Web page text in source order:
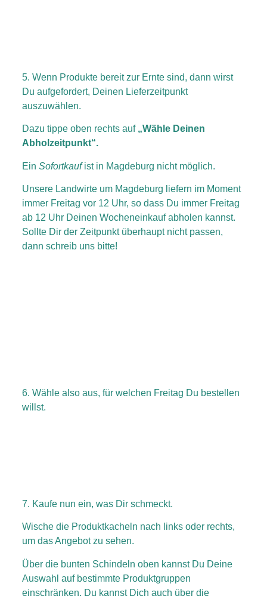
5. Wenn Produkte bereit zur Ernte sind, dann wirst
Du aufgefordert, Deinen Lieferzeitpunkt
auszuwählen.
Dazu tippe oben rechts auf „Wähle Deinen
Abholzeitpunkt“.
Ein Sofortkaufist in Magdeburg nicht möglich.
Unsere Landwirte um Magdeburg liefern im Moment
immer Freitag vor 12 Uhr, so dass Du immer Freitag
ab 12 Uhr Deinen Wocheneinkauf abholen kannst.
Sollte Dir der Zeitpunkt überhaupt nicht passen,
dann schreib uns bitte!
6. Wähle also aus, für welchen Freitag Du bestellen
willst.
7. Kaufe nun ein, was Dir schmeckt.
Wische die Produktkacheln nach links oder rechts,
um das Angebot zu sehen.
Über die bunten Schindeln oben kannst Du Deine
Auswahl auf bestimmte Produktgruppen
einschränken. Du kannst Dich auch über die